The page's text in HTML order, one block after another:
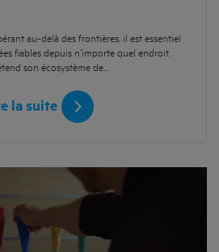
au-delà des frontières, il est essentiel
fiables depuis n’importe quel endroit.
son écosystème de…
la suite